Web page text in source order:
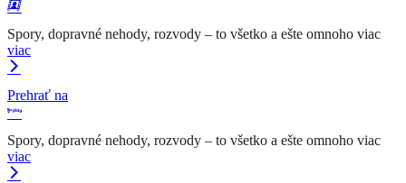
Spory, dopravné nehody, rozvody – to všetko a ešte omnoho viac
viac
Prehrať na
Spory, dopravné nehody, rozvody – to všetko a ešte omnoho viac
viac